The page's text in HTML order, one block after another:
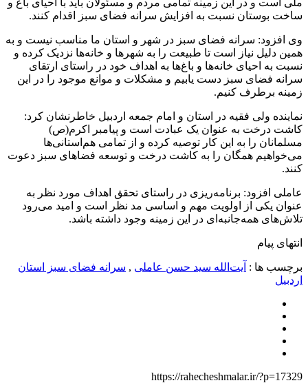
ملی است و در این زمینه تمامی مردم و مسئولان باید با احیای باغ و
ساخت بوستان نسبت به افزایش سرانه فضای سبز اقدام کنند.
وی افزود: سرانه فضای سبز در شهر و استان ما مناسب نیست و به
همین دلیل نیاز است تا طبیعت را به شهرها و خانه‌ها نزدیک کرده و
نسبت به احیای خانه‌ها و باغ‌ها به اهداف خود در راستای ارتقای
سرانه فضای سبز دست یابیم و مشکلات و موانع موجود را در این
زمینه برطرف کنیم.
نماینده ولی فقیه در استان و امام جمعه اردبیل خاطرنشان کرد:
کاشت درخت به عنوان یک عبادت است و پیامبر اکرم(ص)
مسلمانان را به این کار توصیه کرده و از تمامی هم‌استانی‌ها
می‌خواهیم همگان را به کاشت درخت و توسعه فضاهای سبز دعوت
کنند.
عاملی افزود: برنامه‌ریزی در راستای تحقق اهداف مورد نظر به
عنوان یکی از اولویت مهم و اساسی مد نظر است و امید می‌رود
تلا‌ش‌های همه‌جانبه‌ای در این زمینه وجود داشته باشد.
انتهای پیام
برچسب ها : آیت‌الله سید حسن عاملی , سرانه فضای سبز استان
اردبیل
https://rahecheshmalar.ir/?p=17329